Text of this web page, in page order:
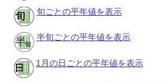
旬ごとの平年値を表示
半旬ごとの平年値を表示
1月の日ごとの平年値を表示